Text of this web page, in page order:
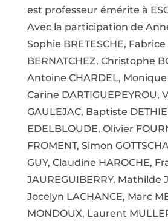
est professeur émérite à
Avec la participation de
Sophie BRETESCHE,
BERNATCHEZ, Christophe
Antoine CHARDEL, Monique
Carine DARTIGUEPEYROU,
GAULEJAC, Baptiste
EDELBLOUDE, Olivier
FROMENT, Simon
GUY, Claudine HAROCHE,
JAUREGUIBERRY, Mathilde
Jocelyn LACHANCE, Marc
MONDOUX, Laurent